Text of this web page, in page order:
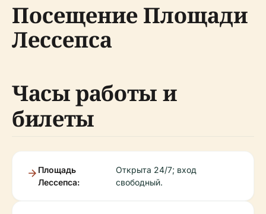
Посещение Площади
Лессепса
Часы работы и
билеты
Площадь
Лессепса:
Открыта 24/7; вход
свободный.